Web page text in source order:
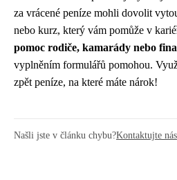
za vrácené peníze mohli dovolit
nebo kurz, který vám pomůže v
pomoc rodiče, kamarády nebo
vyplněním formulářů pomohou.
zpět peníze, na které máte nárok!
Našli jste v článku chybu?Kontaktujte nás